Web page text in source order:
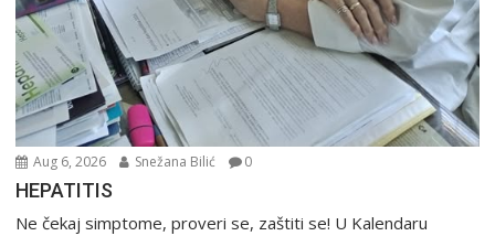
Aug 6, 2026 Snežana Bilić 0
HEPATITIS
Ne čekaj simptome, proveri se, zaštiti se! U Kalendaru